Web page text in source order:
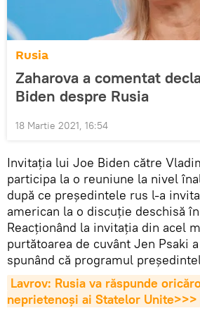
Rusia
Zaharova a comentat
Biden despre Rusia
18 Martie 2021, 16:54
Invitația lui Joe Biden către
participa la o reuniune la nivel
după ce președintele rus l-a
american la o discuție deschisă
Reacționând la invitația din acel
purtătoarea de cuvânt Jen Psaki
spunând că programul
Lavrov: Rusia va răspunde
neprietenoși ai Statelor Unite>>>